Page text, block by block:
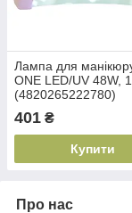
Лампа для
ONE LED/UV 48W,
(4820265222780)
401 ₴
Купити
Про нас